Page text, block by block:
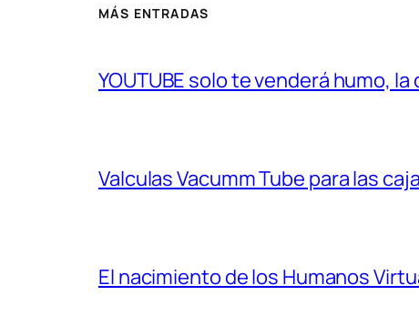
MÁS ENTRADAS
YOUTUBE solo te venderá humo,
Valculas Vacumm Tube para las
El nacimiento de los Humanos